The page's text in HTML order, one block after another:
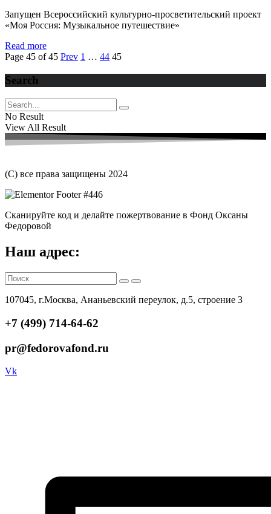
Запущен Всероссийский культурно-просветительский проект
«Моя Россия: Музыкальное путешествие»
Read more
Page 45 of 45 Prev 1 … 44 45
Search
No Result
View All Result
(С) все права защищены 2024
Сканируйте код и делайте пожертвование в Фонд Оксаны
Федоровой
Наш адрес:
107045, г.Москва, Ананьевский переулок, д.5, строение 3
+7 (499) 714-64-62
pr@fedorovafond.ru
Vk